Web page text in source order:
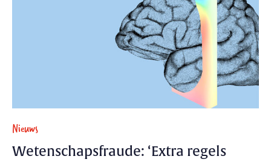
Nieuws
Wetenschapsfraude: ‘Extra regels